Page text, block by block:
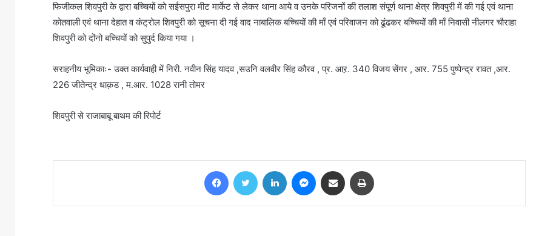
फिजीकल शिवपुरी के द्वारा बच्चियों को सईसपुरा मीट मार्केट से लेकर थाना आये व उनके परिजनों की तलाश संपूर्ण थाना क्षेत्र शिवपुरी में की गई एवं थाना
कोतवाली एवं थाना देहात व कंट्रोल शिवपुरी को सूचना दी गई वाद नाबालिक बच्चियों की माँ एवं परिवाजन को ढूंढकर बच्चियों की माँ निवासी नीलगर चौराहा
शिवपुरी को दोंनो बच्चियों को सुपुर्द किया गया ।
सराहनीय भूमिकाः- उक्त कार्यवाही में निरी. नवीन सिंह यादव ,सउनि वलवीर सिंह कौरव , प्र. आऱ. 340 विजय सेंगर , आर. 755 पुष्पेन्द्र रावत ,आर.
226 जीतेन्द्र धाक़ड , म.आर. 1028 रानी तोमर
शिवपुरी से राजाबाबू बाथम की रिपोर्ट
FacebookTwitter LinkedIn Messenger
Share via Email